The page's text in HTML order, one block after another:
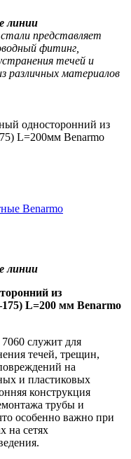
линии
представляет
фитинг,
течей и
различных материалов
односторонний из
L=200мм Benarmo
Benarmo
линии
из
L=200 мм Benarmo
служит для
течей, трещин,
на
и пластиковых
конструкция
трубы и
особенно важно при
на сетях